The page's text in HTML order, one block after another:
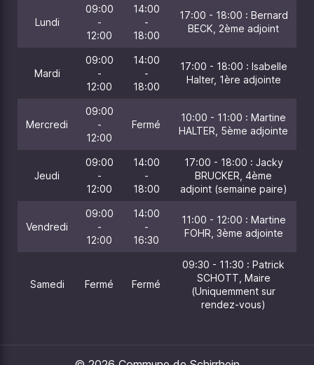
Lundi
09:00
-
12:00
14:00
-
18:00
17:00 - 18:00 : Bernard
BECK, 2ème adjoint
Mardi
09:00
-
12:00
14:00
-
18:00
17:00 - 18:00 : Isabelle
Halter, 1ère adjointe
Mercredi
09:00
-
12:00
Fermé
10:00 - 11:00 : Martine
HALTER, 5ème adjointe
Jeudi
09:00
-
12:00
14:00
-
18:00
17:00 - 18:00 : Jacky
BRUCKER, 4ème
adjoint (semaine paire)
Vendredi
09:00
-
12:00
14:00
-
16:30
11:00 - 12:00 : Martine
FOHR, 3ème adjointe
Samedi Fermé Fermé
09:30 - 11:30 : Patrick
SCHOTT, Maire
(Uniquemment sur
rendez-vous)